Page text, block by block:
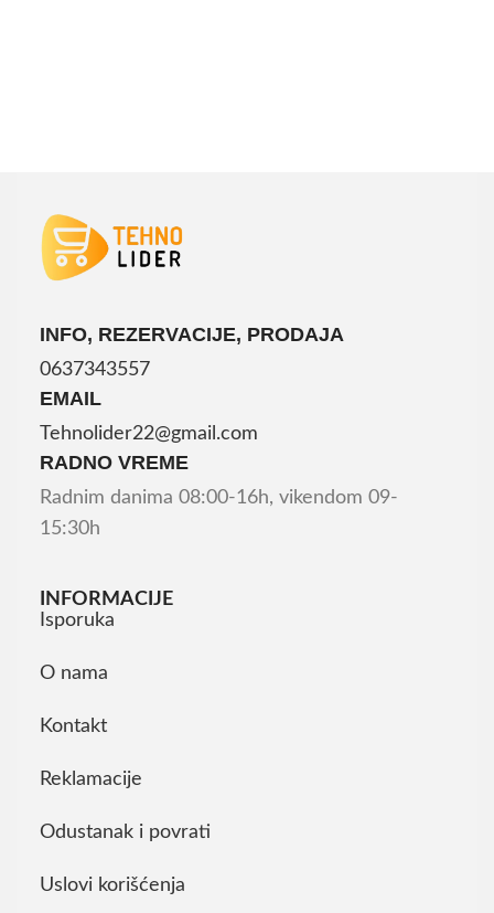
INFO, REZERVACIJE, PRODAJA
0637343557
EMAIL
Tehnolider22@gmail.com
RADNO VREME
Radnim danima 08:00-16h, vikendom 09-
15:30h
INFORMACIJE
Isporuka
O nama
Kontakt
Reklamacije
Odustanak i povrati
Uslovi korišćenja